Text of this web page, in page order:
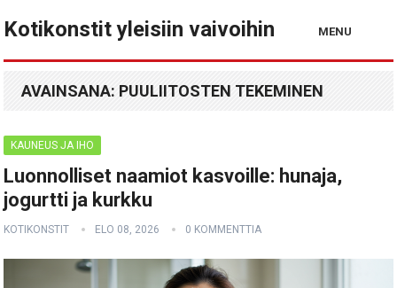
Kotikonstit yleisiin vaivoihin MENU
AVAINSANA: PUULIITOSTEN TEKEMINEN
KAUNEUS JA IHO
Luonnolliset naamiot kasvoille: hunaja,
jogurtti ja kurkku
KOTIKONSTIT ELO 08, 2026 0 KOMMENTTIA